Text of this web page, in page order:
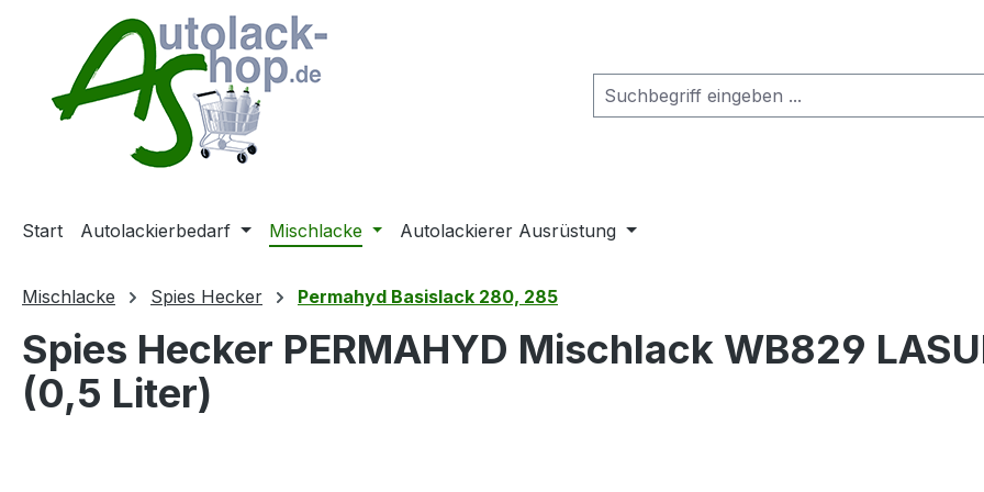
Hauptinhalt springen
Zur Suche springen
Zur Hauptnavigation springen
Start Autolackierbedarf Mischlacke Autolackierer Ausrüstung
Mischlacke Spies Hecker Permahyd Basislack 280, 285
Spies Hecker PERMAHYD Mischlack WB829
(0,5 Liter)